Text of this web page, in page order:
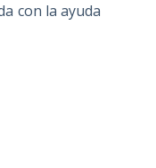
con la ayuda